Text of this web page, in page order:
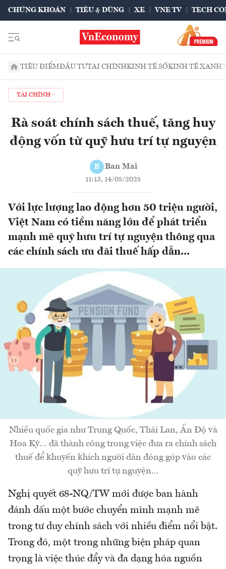
CHỨNG KHOÁN TIÊU & DÙNG XE VNE TV TECH
TIÊU ĐIỂMĐẦU TƯTÀI CHÍNHKINH TẾ SỐKINH TẾ XANH
TÀI CHÍNH
Rà soát chính sách thuế, tăng huy
động vốn từ quỹ hưu trí tự nguyện
B Ban Mai
11:13, 14/05/2025
Với lực lượng lao động hơn 50 triệu người,
Việt Nam có tiềm năng lớn để phát triển
mạnh mẽ quỹ hưu trí tự nguyện thông qua
các chính sách ưu đãi thuế hấp dẫn...
Nhiều quốc gia như Trung Quốc, Thái Lan, Ấn Độ và
Hoa Kỳ… đã thành công trong việc đưa ra chính sách
thuế để khuyến khích người dân đóng góp vào các
quỹ hưu trí tự nguyện...
Nghị quyết 68-NQ/TW mới được ban hành
đánh dấu một bước chuyển mình mạnh mẽ
trong tư duy chính sách với nhiều điểm nổi bật.
Trong đó, một trong những biện pháp quan
trọng là việc thúc đẩy và đa dạng hóa nguồn